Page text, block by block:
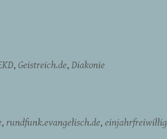
Geistreich.de Diakonie
rundfunk.evangelisch.de